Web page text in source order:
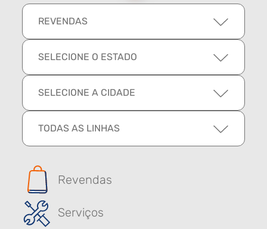
REVENDAS
SELECIONE O ESTADO
SELECIONE A CIDADE
TODAS AS LINHAS
Revendas
Serviços